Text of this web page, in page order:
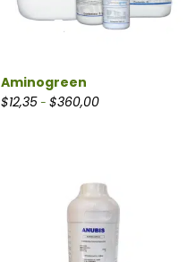
Aminogreen
$12,35- $360,00Rango de